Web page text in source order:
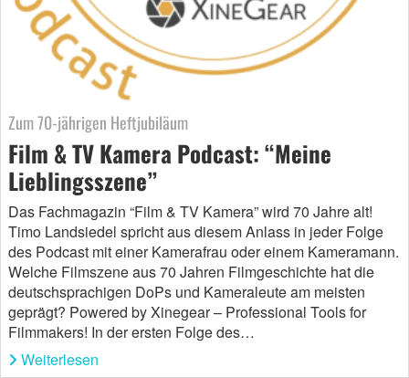
Zum 70-jährigen Heftjubiläum
Film & TV Kamera Podcast: “Meine
Lieblingsszene”
Das Fachmagazin “Film & TV Kamera” wird 70 Jahre alt!
Timo Landsiedel spricht aus diesem Anlass in jeder Folge
des Podcast mit einer Kamerafrau oder einem Kameramann.
Welche Filmszene aus 70 Jahren Filmgeschichte hat die
deutschsprachigen DoPs und Kameraleute am meisten
geprägt? Powered by Xinegear – Professional Tools for
Filmmakers! In der ersten Folge des…
Weiterlesen